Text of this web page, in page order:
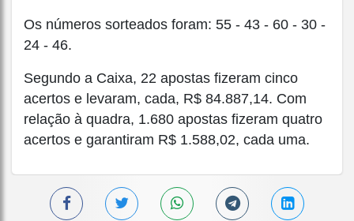
Os números sorteados foram: 55 - 43 - 60 - 30 -
24 - 46.
Segundo a Caixa, 22 apostas fizeram cinco
acertos e levaram, cada, R$ 84.887,14. Com
relação à quadra, 1.680 apostas fizeram quatro
acertos e garantiram R$ 1.588,02, cada uma.